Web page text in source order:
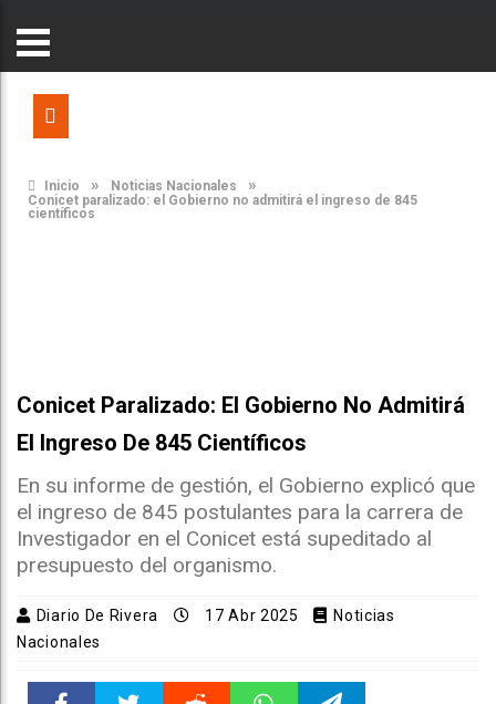
Inicio » Noticias Nacionales »
Conicet paralizado: el Gobierno no admitirá el ingreso de 845
científicos
Conicet Paralizado: El Gobierno No Admitirá
El Ingreso De 845 Científicos
En su informe de gestión, el Gobierno explicó que
el ingreso de 845 postulantes para la carrera de
Investigador en el Conicet está supeditado al
presupuesto del organismo.
Diario De Rivera 17 Abr 2025
Noticias
Nacionales